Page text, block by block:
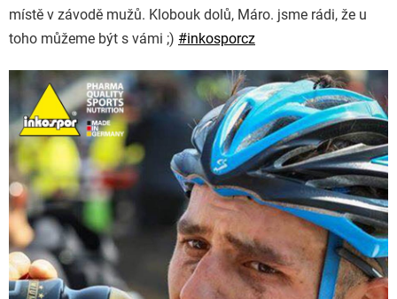
místě v závodě mužů. Klobouk dolů, Máro. jsme rádi, že u
toho můžeme být s vámi ;) #inkosporcz